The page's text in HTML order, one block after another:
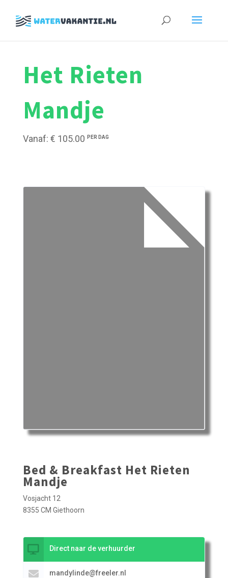
Zoeken
Het Rieten
Mandje
Vanaf: € 105.00 PER DAG
Bed & Breakfast Het Rieten
Mandje
Vosjacht 12
8355 CM Giethoorn
Direct naar de verhuurder
mandylinde@freeler.nl